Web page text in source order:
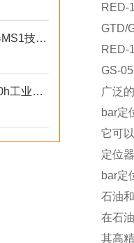
Hielscher钛合金超声波换能器MS1技术优势
Elma超声波清洗机xtra ST 300h工业级高精度清洗
RED-
GTD/
RED-
GS-
广泛
bar定
它可
定位
bar定
石油
在石
其高